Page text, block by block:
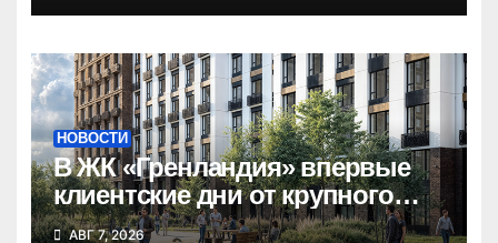
НОВОСТИ
В ЖК «Гренландия» впервые
клиентские дни от крупного
девелопера — группы
АВГ 7, 2026